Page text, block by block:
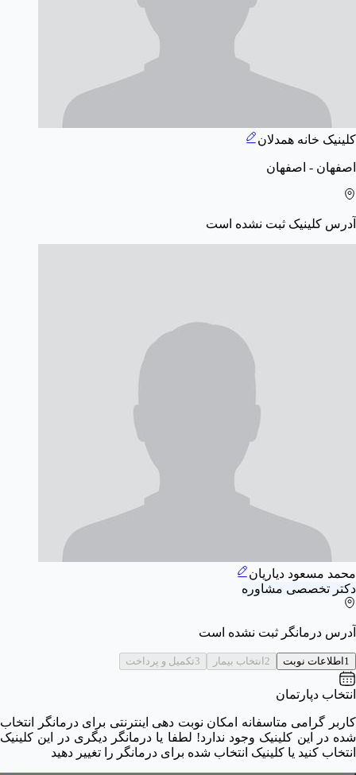
کلینیک خانه همدلان
اصفهان - اصفهان
آدرس کلینیک ثبت نشده است
محمد مسعود دیاریان
دکتر تخصصی مشاوره
آدرس درمانگر ثبت نشده است
1اطلاعات نوبت 2انتخاب بیمار 3تکمیل و پرداخت
انتخاب دپارتمان
کاربر گرامی متاسفانه امکان نوبت دهی اینترنتی برای درمانگر انتخاب
شده در این کلینیک وجود ندارد! لطفا یا درمانگر دیگری در این کلینیک
انتخاب کنید یا کلینیک انتخاب شده برای درمانگر را تغییر دهید